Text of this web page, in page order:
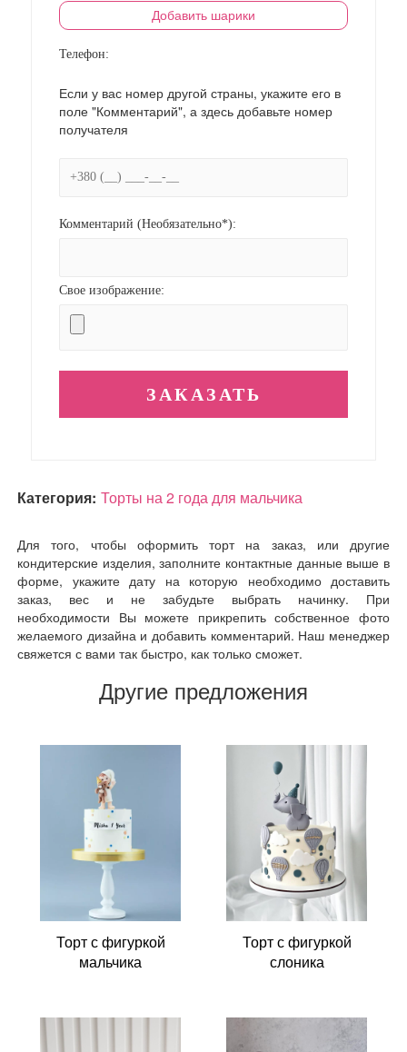
Добавить шарики
Телефон:
Если у вас номер другой страны, укажите его в
поле "Комментарий", а здесь добавьте номер
получателя
Комментарий (Необязательно*):
Свое изображение:
Категория: Торты на 2 года для мальчика
Для того, чтобы оформить торт на заказ, или другие
кондитерские изделия, заполните контактные данные выше в
форме, укажите дату на которую необходимо доставить
заказ, вес и не забудьте выбрать начинку. При
необходимости Вы можете прикрепить собственное фото
желаемого дизайна и добавить комментарий. Наш менеджер
свяжется с вами так быстро, как только сможет.
Другие предложения
Торт с фигуркой
мальчика
Торт с фигуркой
слоника